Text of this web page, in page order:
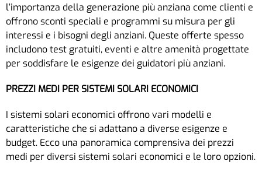
l’importanza della generazione più anziana come clienti e
offrono sconti speciali e programmi su misura per gli
interessi e i bisogni degli anziani. Queste offerte spesso
includono test gratuiti, eventi e altre amenità progettate
per soddisfare le esigenze dei guidatori più anziani.
PREZZI MEDI PER SISTEMI SOLARI ECONOMICI
I sistemi solari economici offrono vari modelli e
caratteristiche che si adattano a diverse esigenze e
budget. Ecco una panoramica comprensiva dei prezzi
medi per diversi sistemi solari economici e le loro opzioni.